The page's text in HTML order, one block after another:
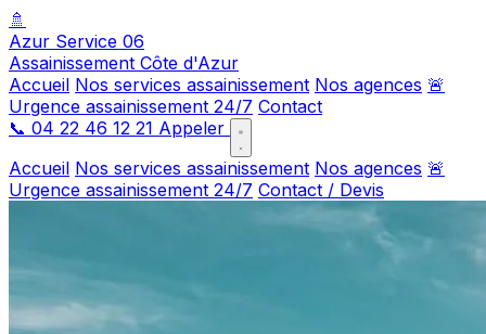
🚿
Azur Service 06
Assainissement Côte d'Azur
Accueil Nos services assainissement Nos agences 🚨
Urgence assainissement 24/7 Contact
📞 04 22 46 12 21 Appeler
Accueil Nos services assainissement Nos agences 🚨
Urgence assainissement 24/7 Contact / Devis